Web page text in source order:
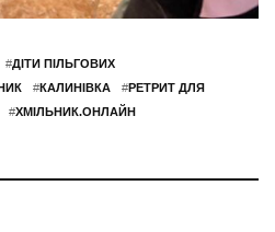
#ДІТИ ПІЛЬГОВИХ
#КАЛИНІВКА #РЕТРИТ ДЛЯ
#ХМІЛЬНИК.ОНЛАЙН